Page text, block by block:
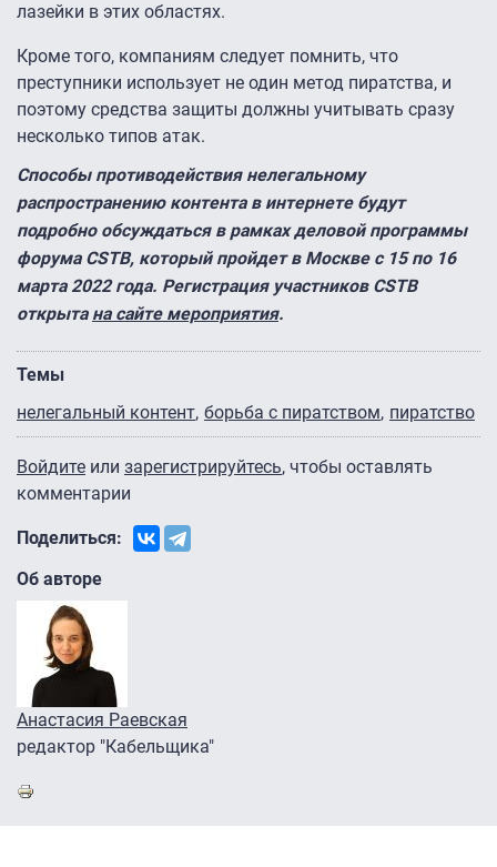
лазейки в этих областях.
Кроме того, компаниям следует помнить, что
преступники использует не один метод пиратства, и
поэтому средства защиты должны учитывать сразу
несколько типов атак.
Способы противодействия нелегальному
распространению контента в интернете будут
подробно обсуждаться в рамках деловой программы
форума CSTB, который пройдет в Москве с 15 по 16
марта 2022 года. Регистрация участников CSTB
открыта на сайте мероприятия.
Темы
нелегальный контент борьба с пиратством пиратство
Войдите или зарегистрируйтесь, чтобы оставлять
комментарии
Поделиться:
Об авторе
Анастасия Раевская
редактор "Кабельщика"